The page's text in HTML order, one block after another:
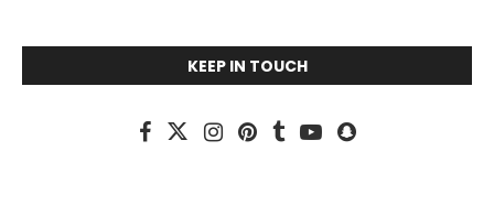
KEEP IN TOUCH